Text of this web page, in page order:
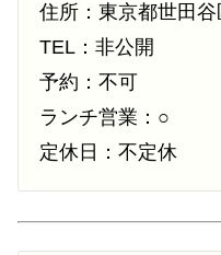
住所：東京都世田
TEL：非公開
予約：不可
ランチ営業：○
定休日：不定休